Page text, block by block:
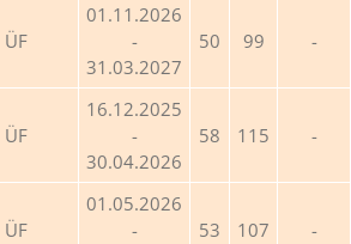
ÜF
01.11.2026
-
31.03.2027
50 99
ÜF
16.12.2025
-
30.04.2026
58 115
ÜF
01.05.2026
-
53 107